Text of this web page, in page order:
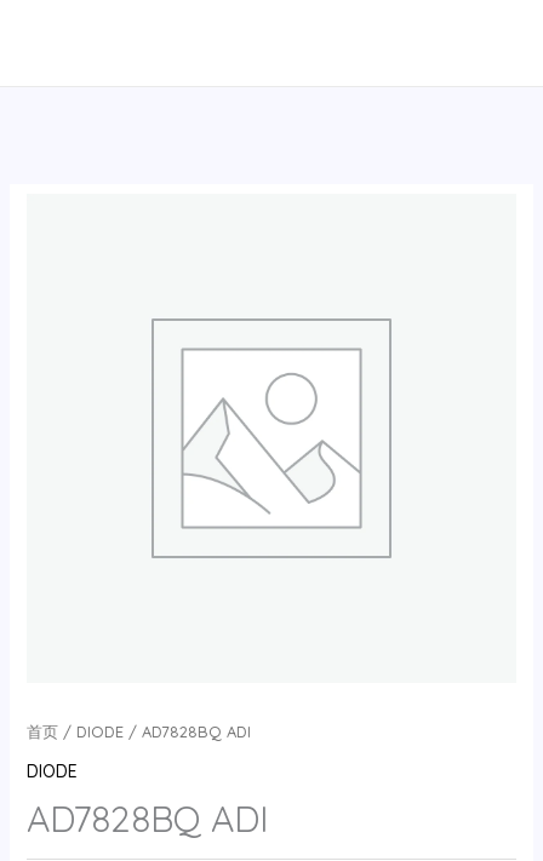
首页/ DIODE/ AD7828BQ ADI
DIODE
AD7828BQ ADI